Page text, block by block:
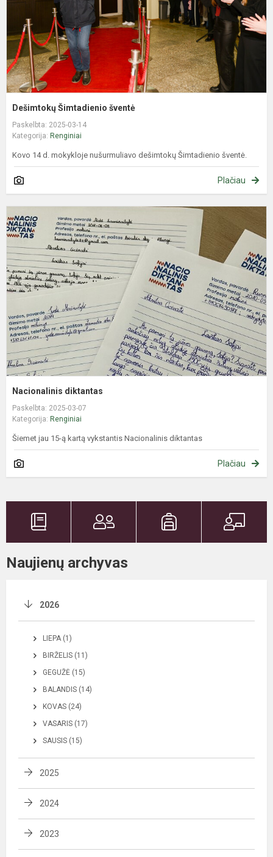
Dešimtokų Šimtadienio šventė
Paskelbta: 2025-03-14
Kategorija: Renginiai
Kovo 14 d. mokykloje nušurmuliavo dešimtokų Šimtadienio šventė.
Plačiau
Nacionalinis diktantas
Paskelbta: 2025-03-07
Kategorija: Renginiai
Šiemet jau 15-ą kartą vykstantis Nacionalinis diktantas
Plačiau
Naujienų archyvas
2026
LIEPA (1)
BIRŽELIS (11)
GEGUŽĖ (15)
BALANDIS (14)
KOVAS (24)
VASARIS (17)
SAUSIS (15)
2025
2024
2023